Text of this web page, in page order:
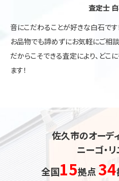
査定士
音にこだわることが好きな白石です
お品物でも諦めずにお気軽にご相
だからこそできる査定により、ど
ます！
佐久市のオーデ
ニーゴ・
全国15拠点 34